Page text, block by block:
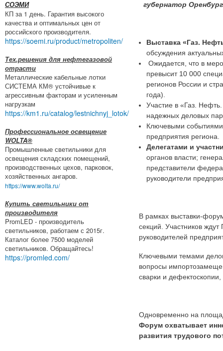
СОЭМИ
КП за 1 день. Гарантия высокого
качества и оптимальных цен от
российского производителя.
https://soemi.ru/product/metropoliten/
Тех.решения для нефтегазовой
отрасти
Металлические кабельные лотки
СИСТЕМА КМ® устойчивые к
агрессивным факторам и усиленным
нагрузкам
https://km1.ru/catalog/lestnichnyj_lotok/
Профессиональное освещение
WOLTA®
Промышленные светильники для
освещения складских помещений,
производственных цехов, парковок,
хозяйственных ангаров.
https://www.wolta.ru/
Купить светильники от
производителя
PromLED - производитель
светильников, работаем с 2015г.
Каталог более 7500 моделей
светильников. Обращайтесь!
https://promled.com/
губернатор
Выставка «Газ.
обсуждения
Ожидается, что в
превысит 10 000
регионов России и
года).
Участие в «Газ.
надежных деловых
Ключевыми событиями
предприятия региона.
Делегатами и
органов власти;
представители
руководители
В рамках выставки-
секций. Участников
руководителей
Ключевыми темами
вопросы
сварки и
Одновременно на
Форум охватывает
развития трудового